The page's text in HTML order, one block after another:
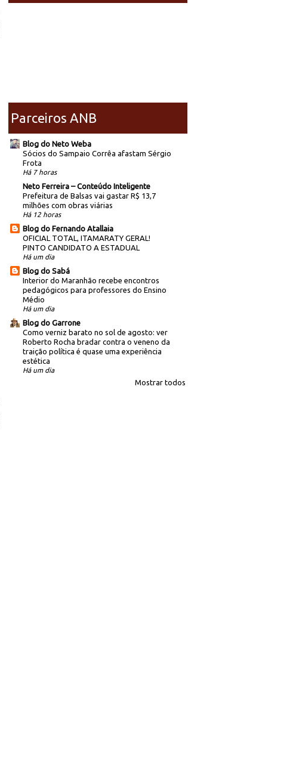
Parceiros ANB
Blog do Neto Weba
Sócios do Sampaio Corrêa afastam Sérgio
Frota
Há 7 horas
Neto Ferreira – Conteúdo Inteligente
Prefeitura de Balsas vai gastar R$ 13,7
milhões com obras viárias
Há 12 horas
Blog do Fernando Atallaia
OFICIAL TOTAL, ITAMARATY GERAL!
PINTO CANDIDATO A ESTADUAL
Há um dia
Blog do Sabá
Interior do Maranhão recebe encontros
pedagógicos para professores do Ensino
Médio
Há um dia
Blog do Garrone
Como verniz barato no sol de agosto: ver
Roberto Rocha bradar contra o veneno da
traição política é quase uma experiência
estética
Há um dia
Mostrar todos